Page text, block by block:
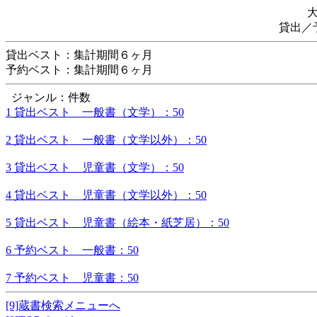
貸出／
貸出ベスト：集計期間６ヶ月
予約ベスト：集計期間６ヶ月
ジャンル：件数
1 貸出ベスト 一般書（文学）：50
2 貸出ベスト 一般書（文学以外）：50
3 貸出ベスト 児童書（文学）：50
4 貸出ベスト 児童書（文学以外）：50
5 貸出ベスト 児童書（絵本・紙芝居）：50
6 予約ベスト 一般書：50
7 予約ベスト 児童書：50
[9]蔵書検索メニューへ